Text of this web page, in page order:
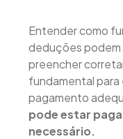
Entender como
deduções podem
preencher
fundamental para
pagamento
pode estar
necessário.